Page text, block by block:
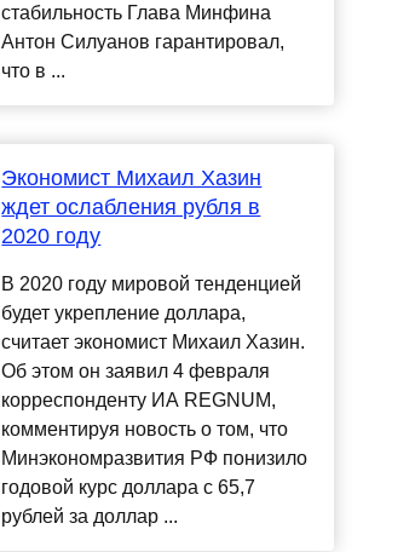
стабильность Глава Минфина
Антон Силуанов гарантировал,
что в ...
Экономист Михаил Хазин
ждет ослабления рубля в
2020 году
В 2020 году мировой тенденцией
будет укрепление доллара,
считает экономист Михаил Хазин.
Об этом он заявил 4 февраля
корреспонденту ИА REGNUM,
комментируя новость о том, что
Минэкономразвития РФ понизило
годовой курс доллара с 65,7
рублей за доллар ...